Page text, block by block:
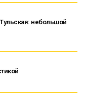
небольшой